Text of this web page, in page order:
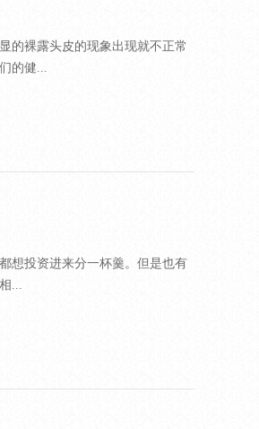
的裸露头皮的现象出现就不正常
的健...
想投资进来分一杯羹。但是也有
...